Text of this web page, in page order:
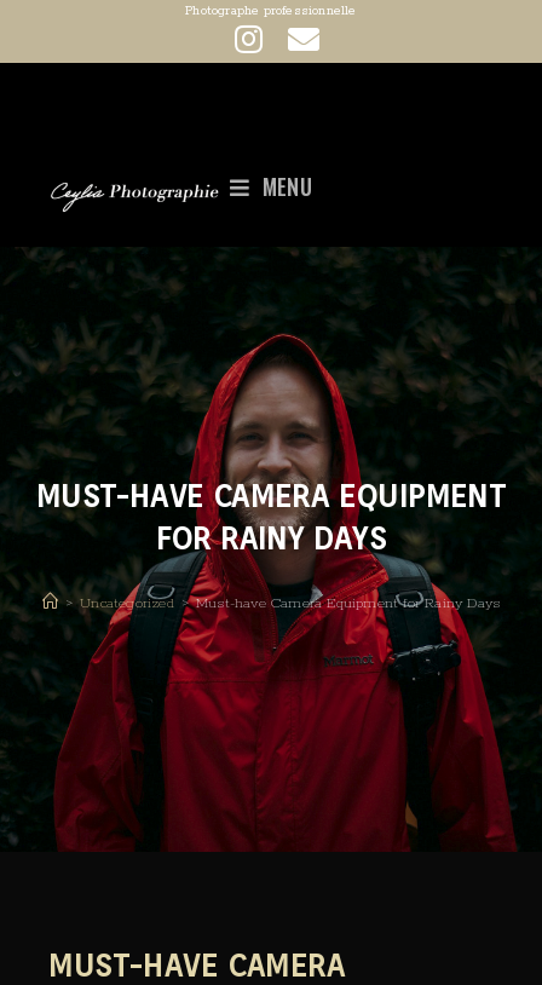
Photographe professionnelle
MENU
MUST-HAVE CAMERA EQUIPMENT
FOR RAINY DAYS
> Uncategorized > Must-have Camera Equipment for Rainy Days
MUST-HAVE CAMERA